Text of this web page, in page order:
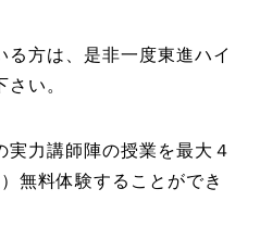
方は、是非一度東進ハイ
い。
実力講師陣の授業を最大４
無料体験することができ